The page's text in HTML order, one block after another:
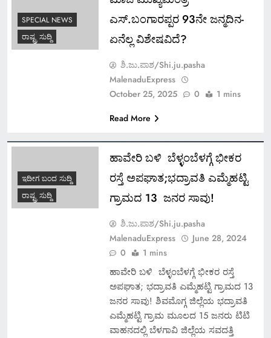
SPECIAL NEWS
ರಾಷ್ಟ್ರ ಸುದ್ದಿ
ಎಸ್.ಬಂಗಾರಪ್ಪರ 93ನೇ ಜನ್ಮದಿನ-
ಏನೆಲ್ಲ ವಿಶೇಷವಿದೆ?
ಶಿ.ಜು.ಪಾಶ/Shi.ju.pasha
MalenaduExpress
October 25, 2025
0
1 mins
Read More
ಇದೀಗ ಬಂದ ಸುದ್ದಿ
ರಾಷ್ಟ್ರ ಸುದ್ದಿ
ಹಾವೇರಿ ಬಳಿ ಬೆಳ್ಳಂಬೆಳಗ್ಗೆ ಭೀಕರ
ರಸ್ತೆ ಅಪಘಾತ;ಭದ್ರಾವತಿ ಎಮ್ಮೆಹಟ್ಟಿ
ಗ್ರಾಮದ 13 ಜನರ ಸಾವು!
ಶಿ.ಜು.ಪಾಶ/Shi.ju.pasha
MalenaduExpress
June 28, 2024
0
1 mins
ಹಾವೇರಿ ಬಳಿ ಬೆಳ್ಳಂಬೆಳಗ್ಗೆ ಭೀಕರ ರಸ್ತೆ
ಅಪಘಾತ; ಭದ್ರಾವತಿ ಎಮ್ಮೆಹಟ್ಟಿ ಗ್ರಾಮದ 13
ಜನರ ಸಾವು! ಶಿವಮೊಗ್ಗ ಜಿಲ್ಲೆಯ ಭದ್ರಾವತಿ
ಎಮ್ಮೆಹಟ್ಟಿ ಗ್ರಾಮ ಮೂಲದ 15 ಜನರು ಟಿಟಿ
ವಾಹನದಲ್ಲಿ ಬೆಳಗಾವಿ ಜಿಲ್ಲೆಯ ಸವದತ್ತಿ